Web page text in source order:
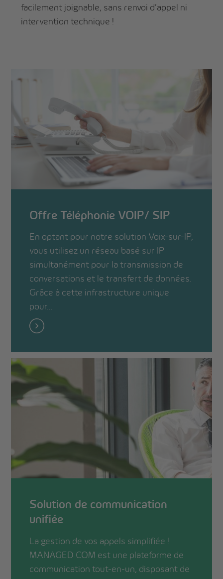
facilement joignable, sans renvoi d’appel ni
intervention technique !
Offre Téléphonie VOIP/ SIP
En optant pour notre solution Voix-sur-IP,
vous utilisez un réseau basé sur IP
simultanément pour la transmission de
conversations et le transfert de données.
Grâce à cette infrastructure unique
pour…
Solution de communication
unifiée
La gestion de vos appels simplifiée !
MANAGED COM est une plateforme de
communication tout-en-un, disposant de